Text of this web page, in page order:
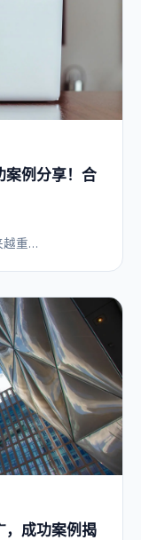
例分享！合
越重…
成功案例揭